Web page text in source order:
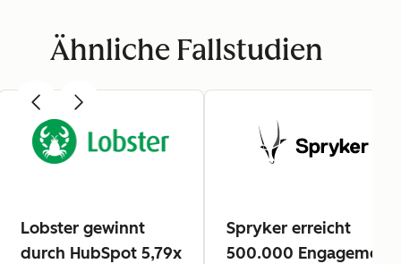
Ähnliche Fallstudien
Lobster gewinnt
durch HubSpot 5,79x
Spryker erreicht
500.000 Engagements